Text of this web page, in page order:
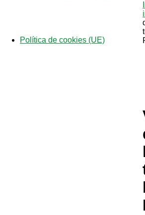
Política de cookies (UE)